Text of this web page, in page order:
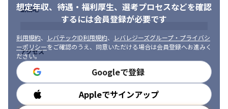
想定年収、待遇・福利厚生、 選考プロセスなどを確認
するには会員登録が必要です
利用規約、 レバテックID利用規約、
レバレジーズグループ・プライバシ
ーポリシーをご確認のうえ、同意いただける場合は会員登録へお進みく
ださい。
Googleで登録
Appleでサインアップ
勤務地
アクセス
勤務時間